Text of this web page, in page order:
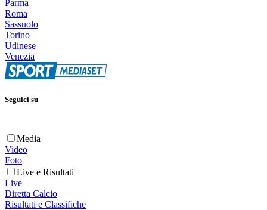
Parma
Roma
Sassuolo
Torino
Udinese
Venezia
Seguici su
Media
Video
Foto
Live e Risultati
Live
Diretta Calcio
Risultati e Classifiche